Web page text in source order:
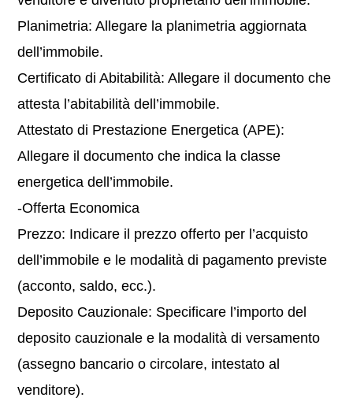
Planimetria: Allegare la planimetria aggiornata
dell’immobile.
Certificato di Abitabilità: Allegare il documento che
attesta l’abitabilità dell’immobile.
Attestato di Prestazione Energetica (APE):
Allegare il documento che indica la classe
energetica dell’immobile.
-Offerta Economica
Prezzo: Indicare il prezzo offerto per l’acquisto
dell’immobile e le modalità di pagamento previste
(acconto, saldo, ecc.).
Deposito Cauzionale: Specificare l’importo del
deposito cauzionale e la modalità di versamento
(assegno bancario o circolare, intestato al
venditore).